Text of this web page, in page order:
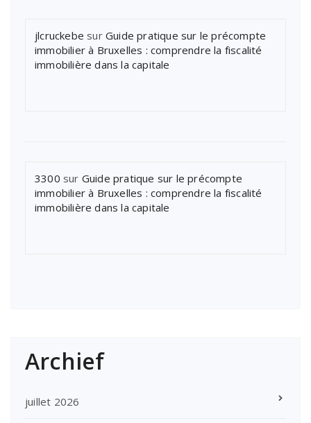
jlcruckebe sur Guide pratique sur le précompte
immobilier à Bruxelles : comprendre la fiscalité
immobilière dans la capitale
3300 sur Guide pratique sur le précompte
immobilier à Bruxelles : comprendre la fiscalité
immobilière dans la capitale
Archief
juillet 2026